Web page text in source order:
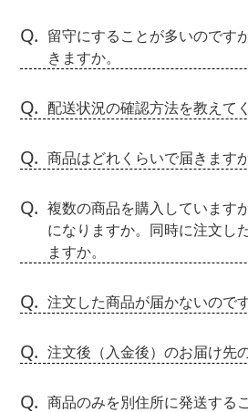
Q. 留守にすることが多いのです
きますか。
Q. 配送状況の確認方法を教えて
Q. 商品はどれくらいで届きますか
Q. 複数の商品を購入しています
になりますか。同時に注文し
ますか。
Q. 注文した商品が届かないのです
Q. 注文後（入金後）のお届け先
Q. 商品のみを別住所に発送する